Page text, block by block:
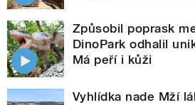
Způsobil poprask
DinoPark odhalil
Má peří i kůži
Vyhlídka nade Mží